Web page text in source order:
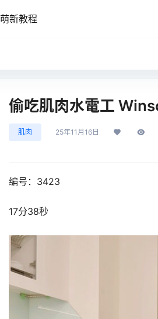
萌新教程
偷吃肌肉水電工
肌肉 25年11月16日
编号：3423
17分38秒